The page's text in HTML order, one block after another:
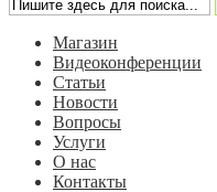
Магазин
Видеоконференции
Статьи
Новости
Вопросы
Услуги
О нас
Контакты